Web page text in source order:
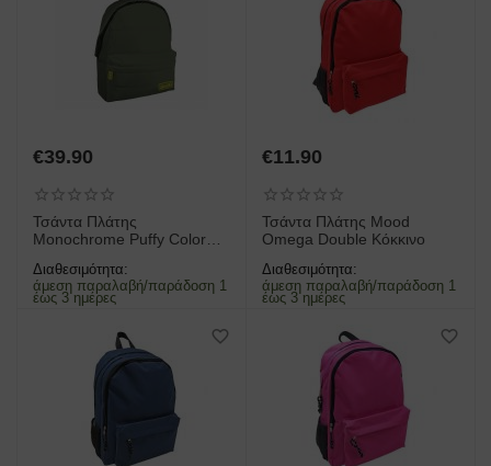
€39.90
Τσάντα Πλάτης
Monochrome Puffy Colored
Διαθεσιμότητα:
άμεση παραλαβή/παράδοση 1
έως 3 ημέρες
€11.90
Τσάντα Πλάτης Mood
Omega Double Κόκκινο
Διαθεσιμότητα:
άμεση παραλαβή/παράδοση 1
έως 3 ημέρες